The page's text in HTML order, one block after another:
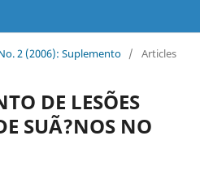
2 (2006): Suplemento / Articles
DE LESÕES
SUÃ?NOS NO